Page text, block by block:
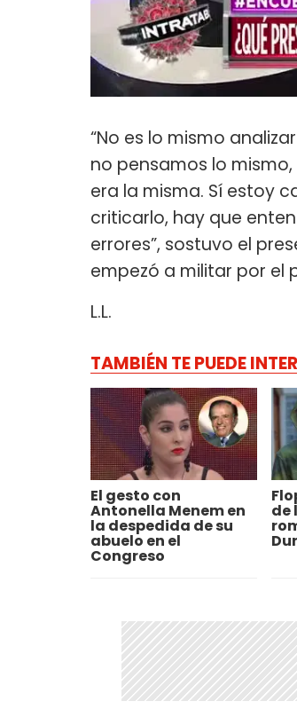
“No es lo mismo
no pensamos lo
era la misma. Sí estoy
criticarlo, hay que
errores”, sostuvo el
empezó a militar por el
L.L.
TAMBIÉN TE PUEDE
El gesto con
Antonella Menem en
la despedida de su
abuelo en el
Congreso
de